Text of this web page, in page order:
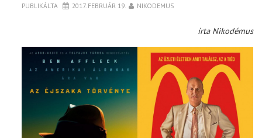
PUBLIKÁLTA 2017. FEBRUÁR 19. NIKODEMUS
írta Nikodémus